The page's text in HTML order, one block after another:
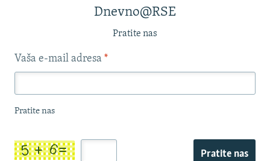
Dnevno@RSE
Pratite nas
Vaša e-mail adresa *
Pratite nas
Pratite nas